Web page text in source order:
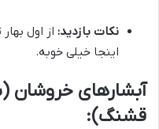
نکات بازدید: از اول
اینجا خیلی خوبه.
آبشارهای خروشان
قشنگ):